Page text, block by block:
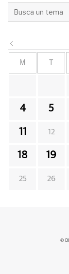
M
4 5
11 12
18 19
25 26
©